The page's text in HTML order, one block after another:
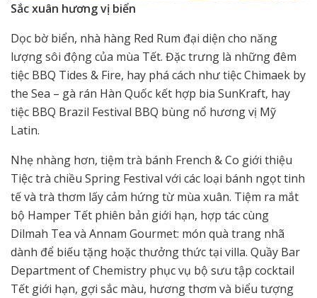
Sắc xuân hương vị biển
Dọc bờ biển, nhà hàng Red Rum đại diện cho năng
lượng sôi động của mùa Tết. Đặc trưng là những đêm
tiệc BBQ Tides & Fire, hay phá cách như tiệc Chimaek by
the Sea – gà rán Hàn Quốc kết hợp bia SunKraft, hay
tiệc BBQ Brazil Festival BBQ bùng nổ hương vị Mỹ
Latin.
Nhẹ nhàng hơn, tiệm trà bánh French & Co giới thiệu
Tiệc trà chiều Spring Festival với các loại bánh ngọt tinh
tế và trà thơm lấy cảm hứng từ mùa xuân. Tiệm ra mắt
bộ Hamper Tết phiên bản giới hạn, hợp tác cùng
Dilmah Tea và Annam Gourmet: món quà trang nhã
dành để biếu tặng hoặc thưởng thức tại villa. Quầy Bar
Department of Chemistry phục vụ bộ sưu tập cocktail
Tết giới hạn, gợi sắc màu, hương thơm và biểu tượng